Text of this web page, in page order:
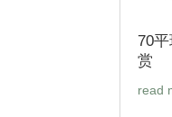
70
赏
read